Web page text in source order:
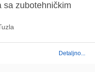
sa zubotehničkim
Detaljno...